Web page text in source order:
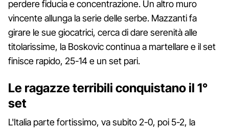
perdere fiducia e concentrazione. Un altro muro
vincente allunga la serie delle serbe. Mazzanti fa
girare le sue giocatrici, cerca di dare serenità alle
titolarissime, la Boskovic continua a martellare e il set
finisce rapido, 25-14 e un set pari.
Le ragazze terribili conquistano il 1°
set
L'Italia parte fortissimo, va subito 2-0, poi 5-2, la